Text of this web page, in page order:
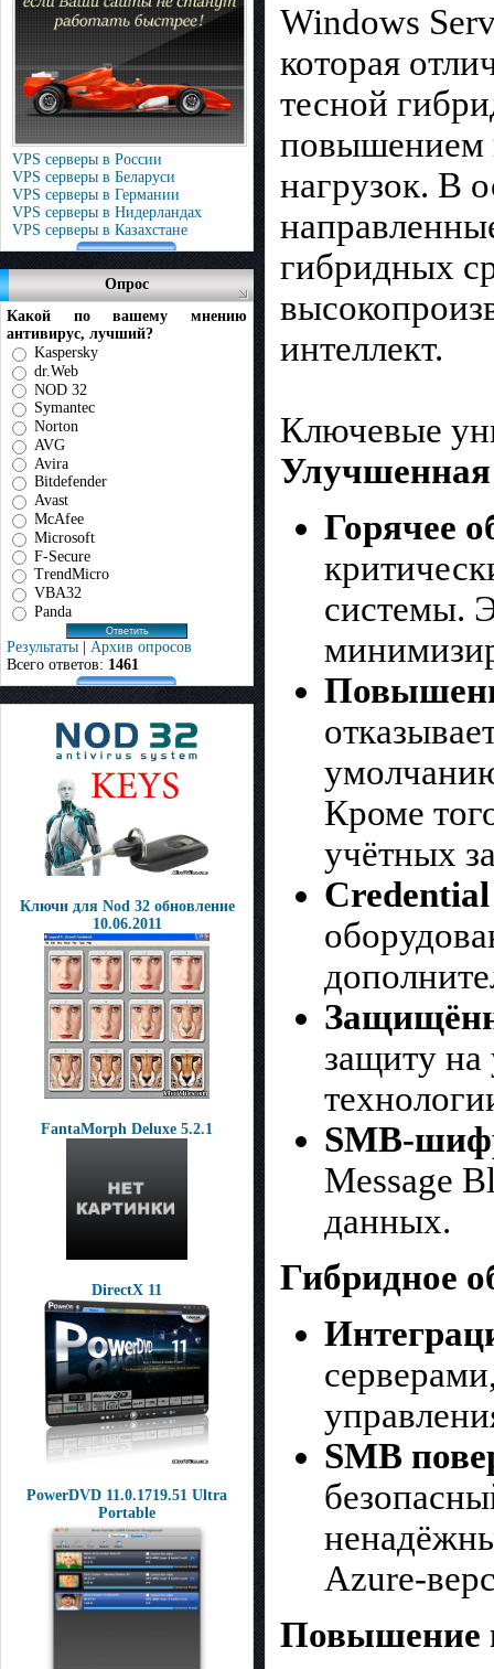
VPS серверы в России
VPS серверы в Беларуси
VPS серверы в Германии
VPS серверы в Нидерландах
VPS серверы в Казахстане
Опрос
Какой по вашему мнению
антивирус, лучший?
Kaspersky
dr.Web
NOD 32
Symantec
Norton
AVG
Avira
Bitdefender
Avast
McAfee
Microsoft
F-Secure
TrendMicro
VBA32
Panda
Результаты | Архив опросов
Всего ответов: 1461
Ключи для Nod 32 обновление
10.06.2011
FantaMorph Deluxe 5.2.1
DirectX 11
PowerDVD 11.0.1719.51 Ultra
Portable
Windows
которая
тесной
повышением
нагрузок. В
гибридных
интеллект.
Ключевые
Улучшенная
Горячее
системы.
Кроме
учётных
защиту на
SMB-
Message
данных.
Гибридное
SMB
Azure-
Повышение